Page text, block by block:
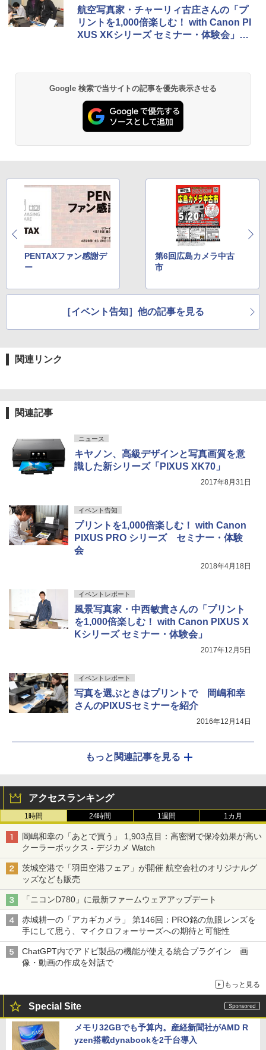
航空写真家・チャーリィ古庄さんの「プ
リントを1,000倍楽しむ！ with Canon PI
XUS XKシリーズ セミナー・体験会」レ
Google 検索で当サイトの記事を優先表示させる
PENTAXファン感謝デ
ー
第6回広島カメラ中古
市
［イベント告知］他の記事を見る
関連リンク
関連記事
ニュース
キヤノン、高級デザインと写真画質を意
識した新シリーズ「PIXUS XK70」
2017年8月31日
イベント告知
プリントを1,000倍楽しむ！ with Canon
PIXUS PRO シリーズ セミナー・体験
会
2018年4月18日
イベントレポート
風景写真家・中西敏貴さんの「プリント
を1,000倍楽しむ！ with Canon PIXUS X
Kシリーズ セミナー・体験会」
2017年12月5日
イベントレポート
写真を選ぶときはプリントで 岡嶋和幸
さんのPIXUSセミナーを紹介
2016年12月14日
もっと関連記事を見る
アクセスランキング
1時間 24時間 1週間 1カ月
岡嶋和幸の「あとで買う」 1,903点目：高密閉で保冷効果が高い
クーラーボックス - デジカメ Watch
茨城空港で「羽田空港フェア」が開催 航空会社のオリジナルグ
ッズなども販売
「ニコンD780」に最新ファームウェアアップデート
赤城耕一の「アカギカメラ」 第146回：PRO銘の魚眼レンズを
手にして思う、マイクロフォーサーズへの期待と可能性
ChatGPT内でアドビ製品の機能が使える統合プラグイン 画
像・動画の作成を対話で
もっと見る
Special Site
メモリ32GBでも予算内。産経新聞社がAMD R
yzen搭載dynabookを2千台導入